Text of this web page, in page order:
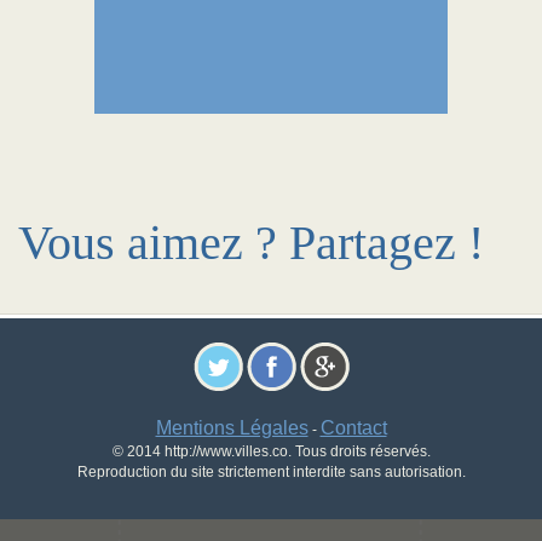
Vous aimez ? Partagez !
Mentions Légales- Contact
© 2014 http://www.villes.co. Tous droits réservés.
Reproduction du site strictement interdite sans autorisation.